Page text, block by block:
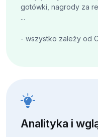
gotówki, nagrody za
...
- wszystko zależy od
Analityka i